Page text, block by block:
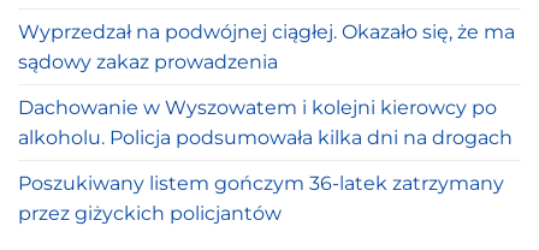
Wyprzedzał na podwójnej ciągłej. Okazało się, że ma
sądowy zakaz prowadzenia
Dachowanie w Wyszowatem i kolejni kierowcy po
alkoholu. Policja podsumowała kilka dni na drogach
Poszukiwany listem gończym 36-latek zatrzymany
przez giżyckich policjantów